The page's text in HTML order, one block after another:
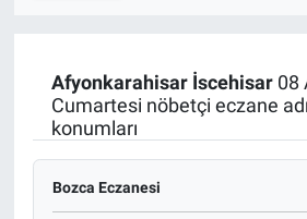
Afyonkarahisar İscehisar08
Cumartesi nöbetçi eczane
konumları
Bozca Eczanesi